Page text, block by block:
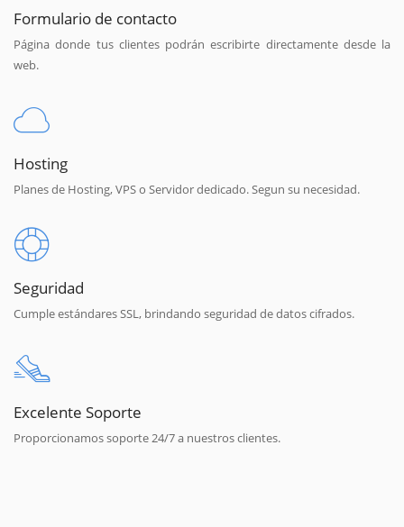
Formulario de contacto
Página donde tus clientes podrán escribirte directamente desde la
web.
Hosting
Planes de Hosting, VPS o Servidor dedicado. Segun su necesidad.
Seguridad
Cumple estándares SSL, brindando seguridad de datos cifrados.
Excelente Soporte
Proporcionamos soporte 24/7 a nuestros clientes.